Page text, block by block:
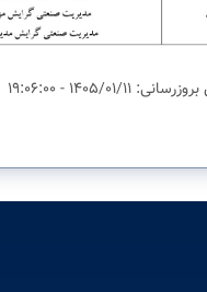
1405/01/11 - 19:06:00